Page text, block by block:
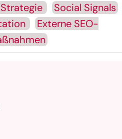
Social Signals
Externe SEO-